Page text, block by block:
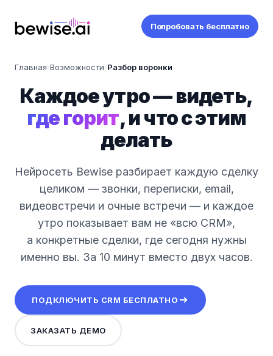
Попробовать бесплатно
Главная›Возможности›Разбор воронки
Каждое утро — видеть,
где горит, и что с этим
делать
Нейросеть Bewise разбирает каждую сделку
целиком — звонки, переписки, email,
видеовстречи и очные встречи — и каждое
утро показывает вам не «всю CRM»,
а конкретные сделки, где сегодня нужны
именно вы. За 10 минут вместо двух часов.
ПОДКЛЮЧИТЬ CRM БЕСПЛАТНО
ЗАКАЗАТЬ ДЕМО